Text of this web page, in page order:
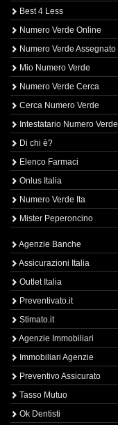
Best 4 Less
Numero Verde Online
Numero Verde Assegnato
Mio Numero Verde
Numero Verde Cerca
Cerca Numero Verde
Intestatario Numero Verde
Di chi è?
Elenco Farmaci
Onlus Italia
Numero Verde Ita
Mister Peperoncino
Agenzie Banche
Assicurazioni Italia
Outlet Italia
Preventivato.it
Stimato.it
Agenzie Immobiliari
Immobiliari Agenzie
Preventivo Assicurato
Tasso Mutuo
Ok Dentisti